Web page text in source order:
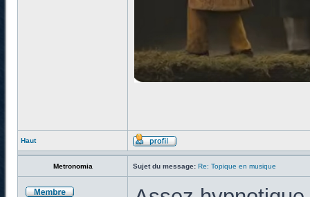
Haut
Metronomia Sujet du message: Re: Topique en musique